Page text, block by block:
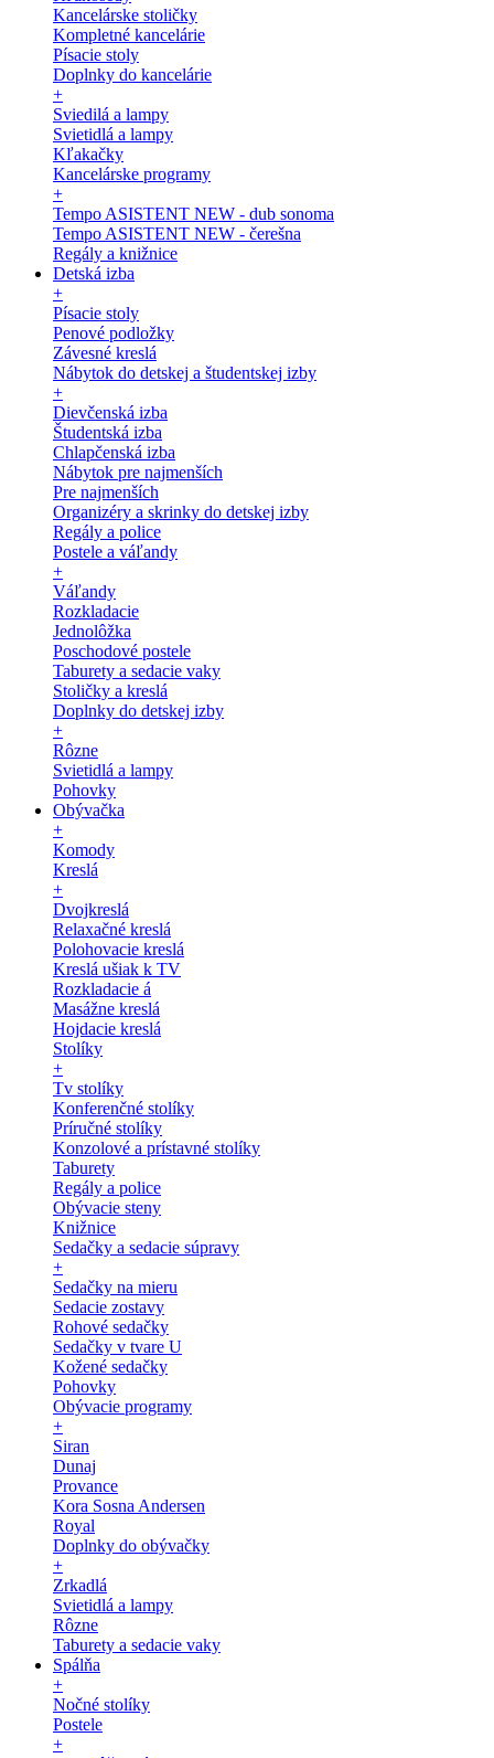
Kancelárske stoličky
Kompletné kancelárie
Písacie stoly
Doplnky do kancelárie
+
Sviedilá a lampy
Svietidlá a lampy
Kľakačky
Kancelárske programy
+
Tempo ASISTENT NEW - dub sonoma
Tempo ASISTENT NEW - čerešna
Regály a knižnice
Detská izba
+
Písacie stoly
Penové podložky
Závesné kreslá
Nábytok do detskej a študentskej izby
+
Dievčenská izba
Študentská izba
Chlapčenská izba
Nábytok pre najmenších
Pre najmenších
Organizéry a skrinky do detskej izby
Regály a police
Postele a váľandy
+
Váľandy
Rozkladacie
Jednolôžka
Poschodové postele
Taburety a sedacie vaky
Stoličky a kreslá
Doplnky do detskej izby
+
Rôzne
Svietidlá a lampy
Pohovky
Obývačka
+
Komody
Kreslá
+
Dvojkreslá
Relaxačné kreslá
Polohovacie kreslá
Kreslá ušiak k TV
Rozkladacie á
Masážne kreslá
Hojdacie kreslá
Stolíky
+
Tv stolíky
Konferenčné stolíky
Príručné stolíky
Konzolové a prístavné stolíky
Taburety
Regály a police
Obývacie steny
Knižnice
Sedačky a sedacie súpravy
+
Sedačky na mieru
Sedacie zostavy
Rohové sedačky
Sedačky v tvare U
Kožené sedačky
Pohovky
Obývacie programy
+
Siran
Dunaj
Provance
Kora Sosna Andersen
Royal
Doplnky do obývačky
+
Zrkadlá
Svietidlá a lampy
Rôzne
Taburety a sedacie vaky
Spálňa
+
Nočné stolíky
Postele
+